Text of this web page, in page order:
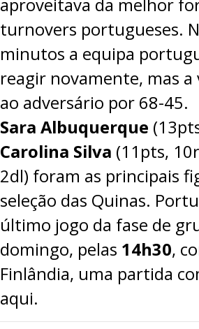
turnovers portugueses.
minutos a equipa
reagir novamente, mas
ao adversário por 68-45.
Sara Albuquerque
Carolina Silva (11pts,
2dl) foram as principais
seleção das Quinas.
último jogo da fase de
domingo, pelas 14h30,
Finlândia, uma partida
aqui.